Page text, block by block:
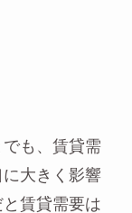
も、賃貸需
大きく影響
賃貸需要は